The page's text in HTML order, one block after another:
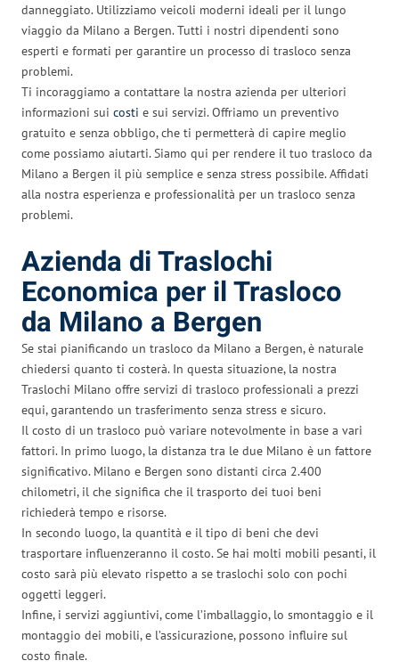
danneggiato. Utilizziamo veicoli moderni ideali per il lungo
viaggio da Milano a Bergen. Tutti i nostri dipendenti sono
esperti e formati per garantire un processo di trasloco senza
problemi.
Ti incoraggiamo a contattare la nostra azienda per ulteriori
informazioni sui costi e sui servizi. Offriamo un preventivo
gratuito e senza obbligo, che ti permetterà di capire meglio
come possiamo aiutarti. Siamo qui per rendere il tuo trasloco da
Milano a Bergen il più semplice e senza stress possibile. Affidati
alla nostra esperienza e professionalità per un trasloco senza
problemi.
Azienda di Traslochi
Economica per il Trasloco
da Milano a Bergen
Se stai pianificando un trasloco da Milano a Bergen, è naturale
chiedersi quanto ti costerà. In questa situazione, la nostra
Traslochi Milano offre servizi di trasloco professionali a prezzi
equi, garantendo un trasferimento senza stress e sicuro.
Il costo di un trasloco può variare notevolmente in base a vari
fattori. In primo luogo, la distanza tra le due Milano è un fattore
significativo. Milano e Bergen sono distanti circa 2.400
chilometri, il che significa che il trasporto dei tuoi beni
richiederà tempo e risorse.
In secondo luogo, la quantità e il tipo di beni che devi
trasportare influenzeranno il costo. Se hai molti mobili pesanti, il
costo sarà più elevato rispetto a se traslochi solo con pochi
oggetti leggeri.
Infine, i servizi aggiuntivi, come l’imballaggio, lo smontaggio e il
montaggio dei mobili, e l’assicurazione, possono influire sul
costo finale.